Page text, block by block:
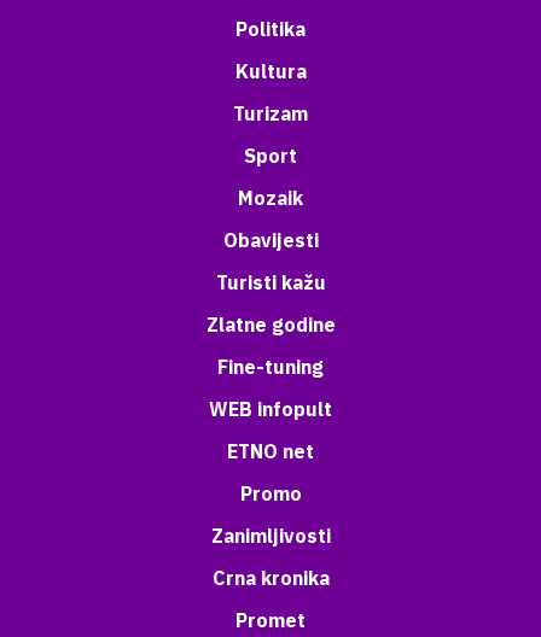
Politika
Kultura
Turizam
Sport
Mozaik
Obavijesti
Turisti kažu
Zlatne godine
Fine-tuning
WEB infopult
ETNO net
Promo
Zanimljivosti
Crna kronika
Promet